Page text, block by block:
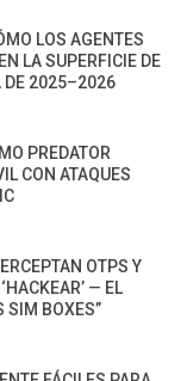
LOS AGENTES
LA SUPERFICIE DE
DE 2025–2026
PREDATOR
CON ATAQUES
OTPS Y
— EL
SIM BOXES”